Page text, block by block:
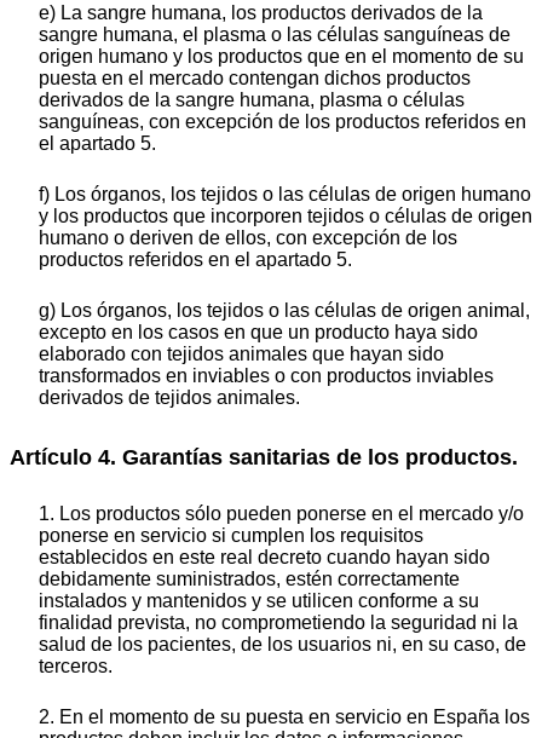
e) La sangre humana, los productos derivados de la
sangre humana, el plasma o las células sanguíneas de
origen humano y los productos que en el momento de su
puesta en el mercado contengan dichos productos
derivados de la sangre humana, plasma o células
sanguíneas, con excepción de los productos referidos en
el apartado 5.
f) Los órganos, los tejidos o las células de origen humano
y los productos que incorporen tejidos o células de origen
humano o deriven de ellos, con excepción de los
productos referidos en el apartado 5.
g) Los órganos, los tejidos o las células de origen animal,
excepto en los casos en que un producto haya sido
elaborado con tejidos animales que hayan sido
transformados en inviables o con productos inviables
derivados de tejidos animales.
Artículo 4. Garantías sanitarias de los productos.
1. Los productos sólo pueden ponerse en el mercado y/o
ponerse en servicio si cumplen los requisitos
establecidos en este real decreto cuando hayan sido
debidamente suministrados, estén correctamente
instalados y mantenidos y se utilicen conforme a su
finalidad prevista, no comprometiendo la seguridad ni la
salud de los pacientes, de los usuarios ni, en su caso, de
terceros.
2. En el momento de su puesta en servicio en España los